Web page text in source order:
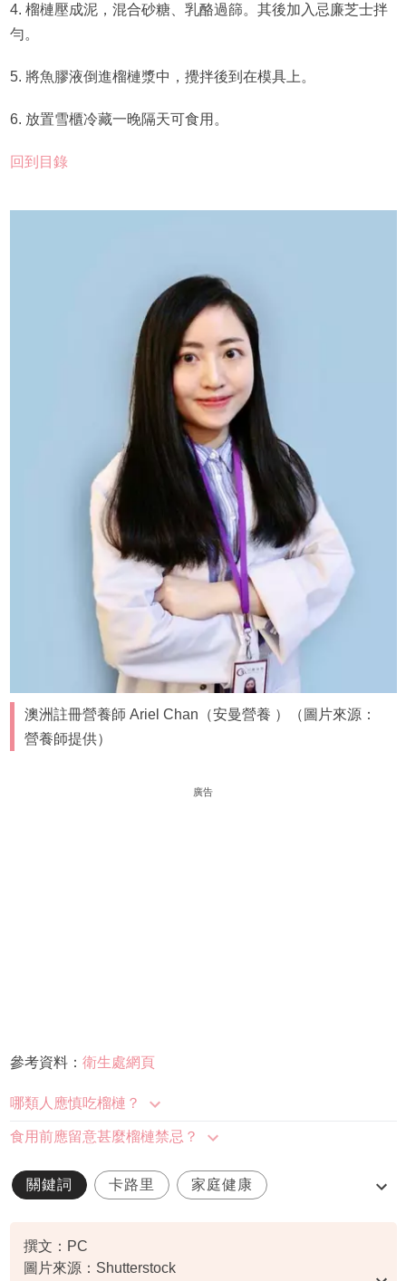
4. 榴槤壓成泥，混合砂糖、乳酪過篩。其後加入忌廉芝士拌
勻。
5. 將魚膠液倒進榴槤漿中，攪拌後到在模具上。
6. 放置雪櫃冷藏一晚隔天可食用。
回到目錄
澳洲註冊營養師 Ariel Chan（安曼營養 ）（圖片來源：
營養師提供）
廣告
參考資料： 衛生處網頁
哪類人應慎吃榴槤？
食用前應留意甚麼榴槤禁忌？
關鍵詞 卡路里 家庭健康
撰文：PC
圖片來源：Shutterstock